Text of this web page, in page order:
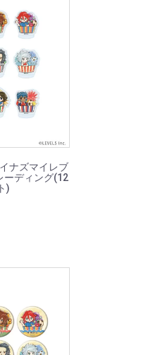
ナズマイレブ
ーディング(12
)